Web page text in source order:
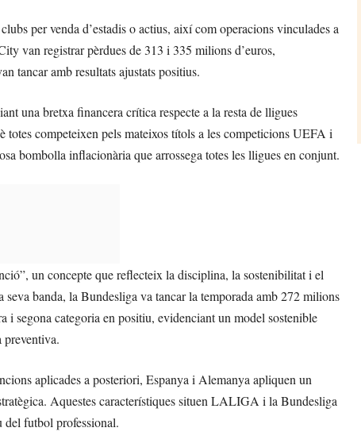
per venda d’estadis o actius, així com operacions vinculades a
van registrar pèrdues de 313 i 335 milions d’euros,
tancar amb resultats ajustats positius.
una bretxa financera crítica respecte a la resta de lligues
totes competeixen pels mateixos títols a les competicions UEFA i
bombolla inflacionària que arrossega totes les lligues en conjunt.
un concepte que reflecteix la disciplina, la sostenibilitat i el
banda, la Bundesliga va tancar la temporada amb 272 milions
i segona categoria en positiu, evidenciant un model sostenible
preventiva.
aplicades a posteriori, Espanya i Alemanya apliquen un
Aquestes característiques situen LALIGA i la Bundesliga
del futbol professional.